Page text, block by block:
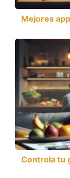
Mejores
Controla tu